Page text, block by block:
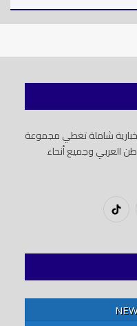
شاملة تغطي مجموعة
العربي وجميع أنحاء
تيك